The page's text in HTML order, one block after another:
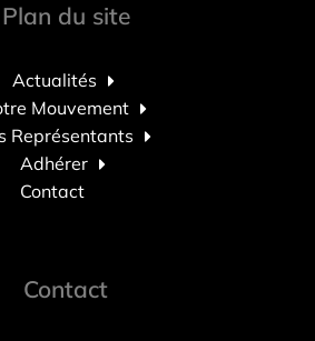
Plan du site
Actualités
Mouvement
Représentants
Adhérer
Contact
Contact